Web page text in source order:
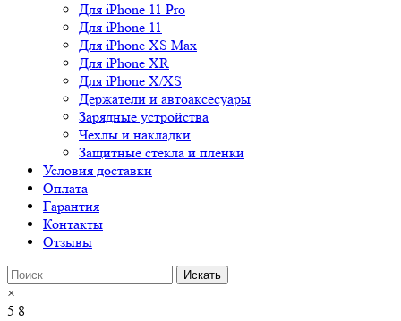
Для iPhone 11 Pro
Для iPhone 11
Для iPhone XS Max
Для iPhone XR
Для iPhone X/XS
Держатели и автоаксесуары
Зарядные устройства
Чехлы и накладки
Защитные стекла и пленки
Условия доставки
Оплата
Гарантия
Контакты
Отзывы
×
5 8